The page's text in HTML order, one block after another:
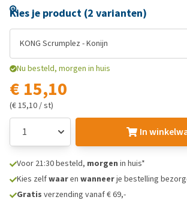
Kies je product (2 varianten)
KONG Scrumplez - Konijn
Nu besteld, morgen in huis
€ 15,10
(€ 15,10 / st)
In
Voor 21:30 besteld, morgen in huis*
Kies zelfwaaren wanneerje bestelling
Gratis verzending vanaf € 69,-